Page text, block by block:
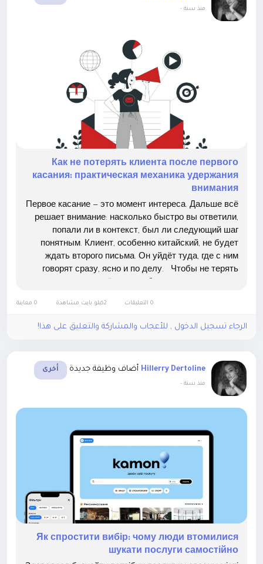
منذ سنة -
Как не потерять клиента после первого
касания: практическая механика удержания
внимания
Первое касание — это момент интереса. Дальше всё
решает внимание: насколько быстро вы ответили,
попали ли в контекст, был ли следующий шаг
понятным. Клиент, особенно китайский, не будет
ждать второго письма. Он уйдёт туда, где с ним
говорят сразу, ясно и по делу. Чтобы не терять
0 التعليقات 0 معاينة
الرجاء تسجيل الدخول , للأعجاب والمشاركة والتعليق على هذا!
Hillerry Dertoline أضاف وظيفة جديدة أخرى
منذ سنة -
Як спростити вибір: чому люди втомилися
шукати послуги самостійно